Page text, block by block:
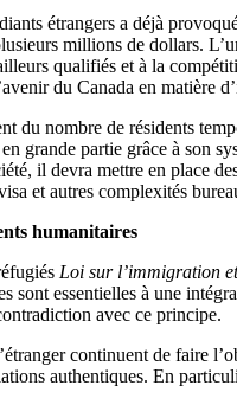
étrangers a déjà
millions de dollars.
qualifiés et à la
du Canada en matière
du nombre de résidents
grande partie grâce à son
il devra mettre en place
et autres complexités
humanitaires
Loi sur l’immigration
sont essentielles à une
avec ce principe.
continuent de faire
authentiques. En